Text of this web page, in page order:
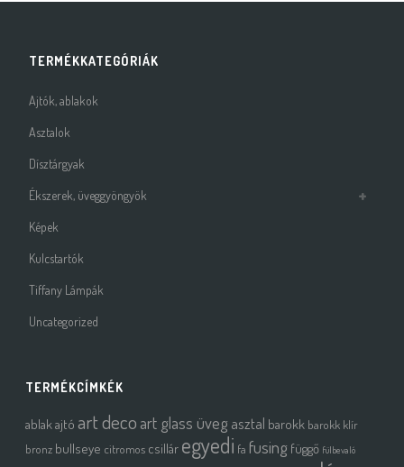
TERMÉKKATEGÓRIÁK
Ajtók, ablakok
Asztalok
Dísztárgyak
Ékszerek, üveggyöngyök
Képek
Kulcstartók
Tiffany Lámpák
Uncategorized
TERMÉKCÍMKÉK
ablak ajtó art deco art glass üvegasztal barokk barokk klír
bronz bullseye citromos csillár egyedi fa fusing függő fülbevaló